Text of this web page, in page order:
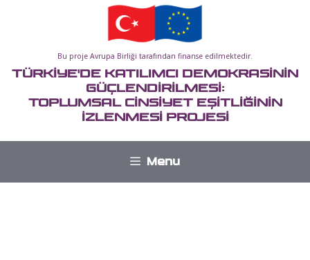
Bu proje Avrupa Birliği tarafından finanse edilmektedir.
TÜRKİYE'DE KATILIMCI DEMOKRASİNİN
GÜÇLENDİRİLMESİ:
TOPLUMSAL CİNSİYET EŞİTLİĞİNİN
İZLENMESİ PROJESİ
Menu